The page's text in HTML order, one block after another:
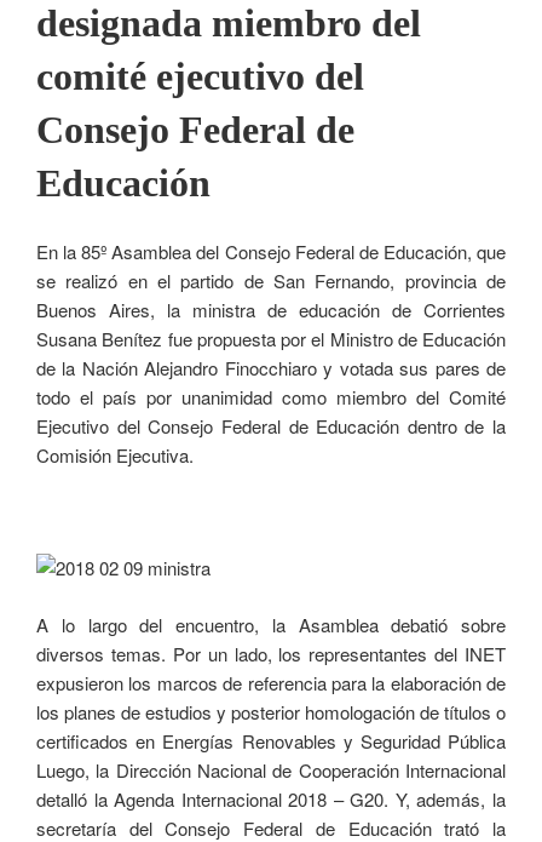
designada miembro del
comité ejecutivo del
Consejo Federal de
Educación
En la 85º Asamblea del Consejo Federal de Educación, que
se realizó en el partido de San Fernando, provincia de
Buenos Aires, la ministra de educación de Corrientes
Susana Benítez fue propuesta por el Ministro de Educación
de la Nación Alejandro Finocchiaro y votada sus pares de
todo el país por unanimidad como miembro del Comité
Ejecutivo del Consejo Federal de Educación dentro de la
Comisión Ejecutiva.
A lo largo del encuentro, la Asamblea debatió sobre
diversos temas. Por un lado, los representantes del INET
expusieron los marcos de referencia para la elaboración de
los planes de estudios y posterior homologación de títulos o
certificados en Energías Renovables y Seguridad Pública
Luego, la Dirección Nacional de Cooperación Internacional
detalló la Agenda Internacional 2018 – G20. Y, además, la
secretaría del Consejo Federal de Educación trató la